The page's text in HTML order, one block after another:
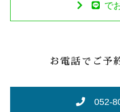
で
お電話でご予
052-